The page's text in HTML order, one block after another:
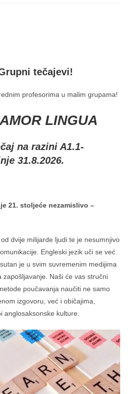
e
tečajevi!
profesorima u malim grupama!
LINGUA
na razini A1.1-
31.8.2026.
21. stoljeće nezamislivo –
dvije milijarde ljudi te je nesumnjivo
Engleski jezik uči se već
je u svim suvremenim medijima
zapošljavanje. Naši će vas stručni
poučavanja naučiti ne samo
izgovoru, već i običajima,
kulture.